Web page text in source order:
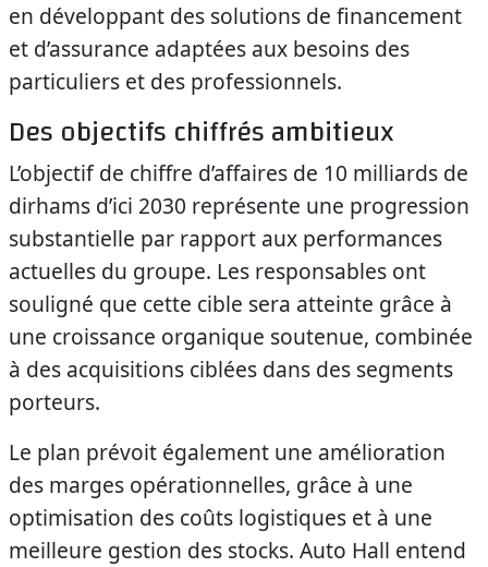
en développant des solutions de financement
et d’assurance adaptées aux besoins des
particuliers et des professionnels.
Des objectifs chiffrés ambitieux
L’objectif de chiffre d’affaires de 10 milliards de
dirhams d’ici 2030 représente une progression
substantielle par rapport aux performances
actuelles du groupe. Les responsables ont
souligné que cette cible sera atteinte grâce à
une croissance organique soutenue, combinée
à des acquisitions ciblées dans des segments
porteurs.
Le plan prévoit également une amélioration
des marges opérationnelles, grâce à une
optimisation des coûts logistiques et à une
meilleure gestion des stocks. Auto Hall entend